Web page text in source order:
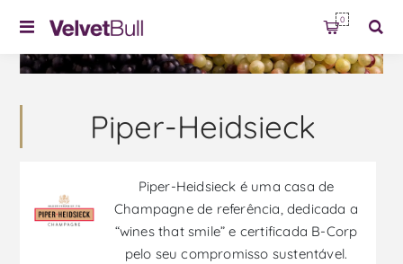
0
Piper-Heidsieck
Piper-Heidsieck é uma casa de
Champagne de referência, dedicada a
“wines that smile” e certificada B-Corp
pelo seu compromisso sustentável.